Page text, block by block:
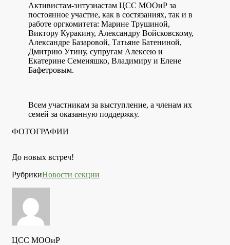
Активистам-энтузиастам ЦСС МООиР за
постоянное участие, как в состязаниях, так и в
работе оргкомитета: Марине Трушиной,
Виктору Куракину, Александру Войсковскому,
Александре Базаровой, Татьяне Батениной,
Дмитрию Утину, супругам Алексею и
Екатерине Семеняшко, Владимиру и Елене
Бафетровым.
Всем участникам за выступление, а членам их
семей за оказанную поддержку.
ФОТОГРАФИИ
До новых встреч!
РубрикиНовости секции
ЦСС МООиР